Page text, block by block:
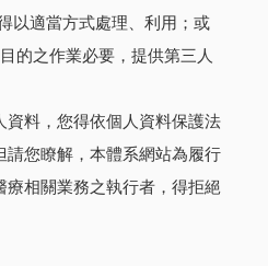
以適當方式處理、利用；或
的之作業必要，提供第三人
資料，您得依個人資料保護法
請您瞭解，本體系網站為履行
療相關業務之執行者，得拒絕